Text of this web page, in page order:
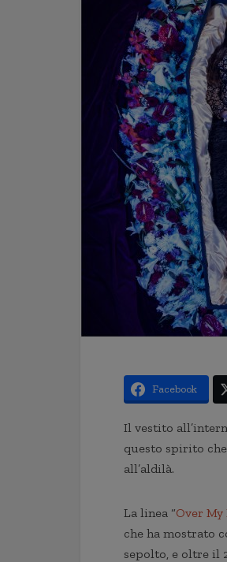
Facebook
Il vestito
questo spirito
all’aldilà.
La linea “Over My
che ha mostrato
sepolto, e oltre il